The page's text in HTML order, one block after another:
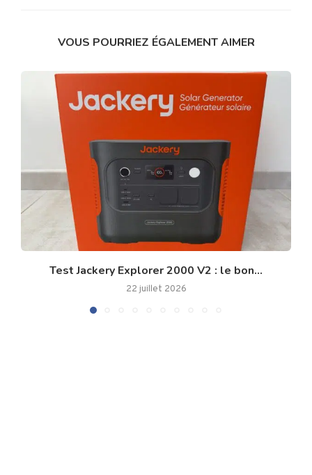
VOUS POURRIEZ ÉGALEMENT AIMER
Test Jackery Explorer 2000 V2 : le bon...
22 juillet 2026